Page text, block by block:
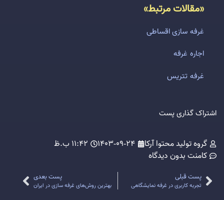
«مقالات مرتبط»
غرفه سازی اقساطی
اجاره غرفه
غرفه تتریس
اشتراک گذاری پست
گروه تولید محتوا آرکا 1403-09-24
11:42 ب.ظ
کامنتبدون دیدگاه
پست قبلی
تجربه کاربری در غرفه نمایشگاهی
پست بعدی
بهترین روش‌های غرفه سازی در ایران